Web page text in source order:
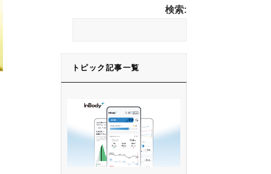
検索:
トピック記事一覧